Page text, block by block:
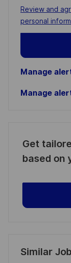
address
(Required)
Required
Review and
personal
Manage
Manage
Get
based on
Similar